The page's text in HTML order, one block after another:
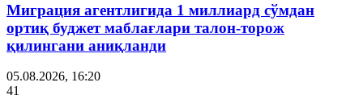
Миграция агентлигида 1 миллиард сўмдан
ортиқ буджет маблағлари талон-торож
қилингани аниқланди
05.08.2026, 16:20
41